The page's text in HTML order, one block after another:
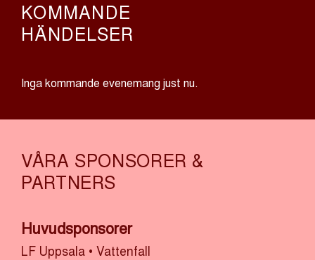
KOMMANDE
HÄNDELSER
Inga kommande evenemang just nu.
VÅRA SPONSORER &
PARTNERS
Huvudsponsorer
LF Uppsala • Vattenfall